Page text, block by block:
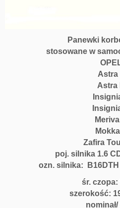
Panewki
stosowane w
Astra
Astra
Zafira
poj. silnika 1.6
ozn. silnika:
śr. czopa:
szerokość:
nominał/